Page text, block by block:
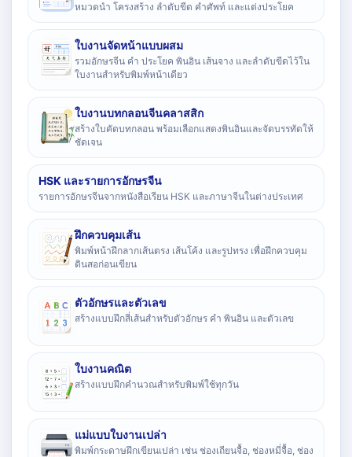
หมวดนำ โครงสร้าง ลำดับขีด คำศัพท์ และแต่งประโยค
ใบงานจัดหน้าแบบผสม
รวมอักษรจีน คำ ประโยค พินอิน เส้นจาง และลำดับขีดไว้ใน
ใบงานสำหรับพิมพ์หน้าเดียว
ใบงานบทกลอนจีนคลาสสิก
สร้างใบคัดบทกลอน พร้อมเลือกแสดงพินอินและจัดบรรทัดให้
ชัดเจน
HSK และรายการอักษรจีน
รายการอักษรจีนจากหนังสือเรียน HSK และภาษาจีนในต่างประเทศ
ฝึกควบคุมเส้น
พิมพ์หน้าฝึกลากเส้นตรง เส้นโค้ง และรูปทรง เพื่อฝึกควบคุม
ดินสอก่อนเขียน
ตัวอักษรและตัวเลข
สร้างแบบฝึกสี่เส้นสำหรับตัวอักษร คำ พินอิน และตัวเลข
ใบงานคณิต
สร้างแบบฝึกคำนวณสำหรับพิมพ์ใช้ทุกวัน
แม่แบบใบงานเปล่า
พิมพ์กระดาษฝึกเขียนเปล่า เช่น ช่องเถียนจื้อ, ช่องหมี่จื้อ, ช่อง